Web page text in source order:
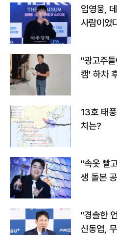
임영웅,
사람이었
"광고주
캠' 하차
13호 태
치는?
"속옷 빨
생 돌본
"경솔한
신동엽,